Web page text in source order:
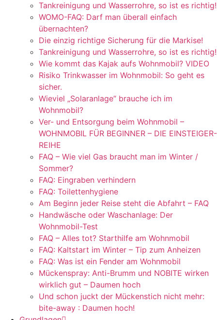
Tankreinigung und Wasserrohre, so ist es richtig!
WOMO-FAQ: Darf man überall einfach
übernachten?
Die einzig richtige Sicherung für die Markise!
Tankreinigung und Wasserrohre, so ist es richtig!
Wie kommt das Kajak aufs Wohnmobil? VIDEO
Risiko Trinkwasser im Wohnmobil: So geht es
sicher.
Wieviel „Solaranlage“ brauche ich im
Wohnmobil?
Ver- und Entsorgung beim Wohnmobil –
WOHNMOBIL FÜR BEGINNER – DIE EINSTEIGER-
REIHE
FAQ – Wie viel Gas braucht man im Winter /
Sommer?
FAQ: Eingraben verhindern
FAQ: Toilettenhygiene
Am Beginn jeder Reise steht die Abfahrt – FAQ
Handwäsche oder Waschanlage: Der
Wohnmobil-Test
FAQ – Alles tot? Starthilfe am Wohnmobil
FAQ: Kaltstart im Winter – Tip zum Anheizen
FAQ: Was ist ein Fender am Wohnmobil
Mückenspray: Anti-Brumm und NOBITE wirken
wirklich gut – Daumen hoch
Und schon juckt der Mückenstich nicht mehr:
bite-away : Daumen hoch!